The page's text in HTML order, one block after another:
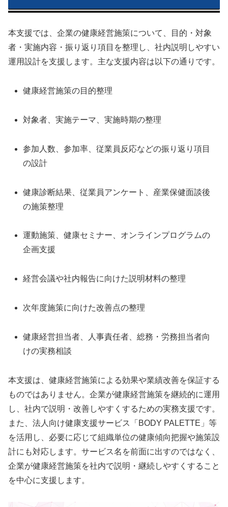
本支援では、企業の健康経営施策について、目的・対象
者・実施内容・振り返り項目を整理し、社内説明しやすい
運用設計を支援します。主な支援内容は以下の通りです。
健康経営施策の目的整理
対象者、実施テーマ、実施時期の整理
参加人数、参加率、従業員反応などの振り返り項目
の設計
健康診断結果、従業員アンケート、産業保健面談後
の施策整理
運動施策、健康セミナー、オンラインプログラムの
企画支援
経営会議や社内報告に向けた説明材料の整理
次年度施策に向けた改善点の整理
健康経営担当者、人事責任者、総務・労務担当者向
けの実務相談
本支援は、健康経営施策による効果や業績改善を保証する
ものではありません。企業が健康経営施策を継続的に運用
し、社内で説明・改善しやすくするための実務支援です。
また、法人向け健康支援サービス「BODY PALETTE」等
を活用し、必要に応じて組織単位の健康傾向把握や施策設
計にも対応します。サービス名を前面に出すのではなく、
企業が健康経営施策を社内で説明・継続しやすくすること
を中心に支援します。